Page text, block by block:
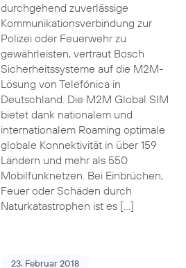
durchgehend zuverlässige
Kommunikationsverbindung zur
Polizei oder Feuerwehr zu
gewährleisten, vertraut Bosch
Sicherheitssysteme auf die M2M-
Lösung von Telefónica in
Deutschland. Die M2M Global SIM
bietet dank nationalem und
internationalem Roaming optimale
globale Konnektivität in über 159
Ländern und mehr als 550
Mobilfunknetzen. Bei Einbrüchen,
Feuer oder Schäden durch
Naturkatastrophen ist es […]
23. Februar 2018